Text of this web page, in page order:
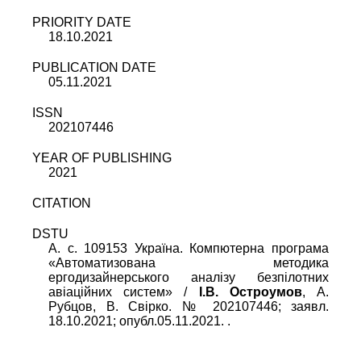
PRIORITY DATE
18.10.2021
PUBLICATION DATE
05.11.2021
ISSN
202107446
YEAR OF PUBLISHING
2021
CITATION
DSTU
A. c. 109153 Україна. Компютерна програма
«Автоматизована методика
ергодизайнерського аналізу безпілотних
авіаційних систем» / I.В. Остроумов,А.
Рубцов, В. Свірко.
№ 202107446; заявл.
18.10.2021; опубл.05.11.2021. .